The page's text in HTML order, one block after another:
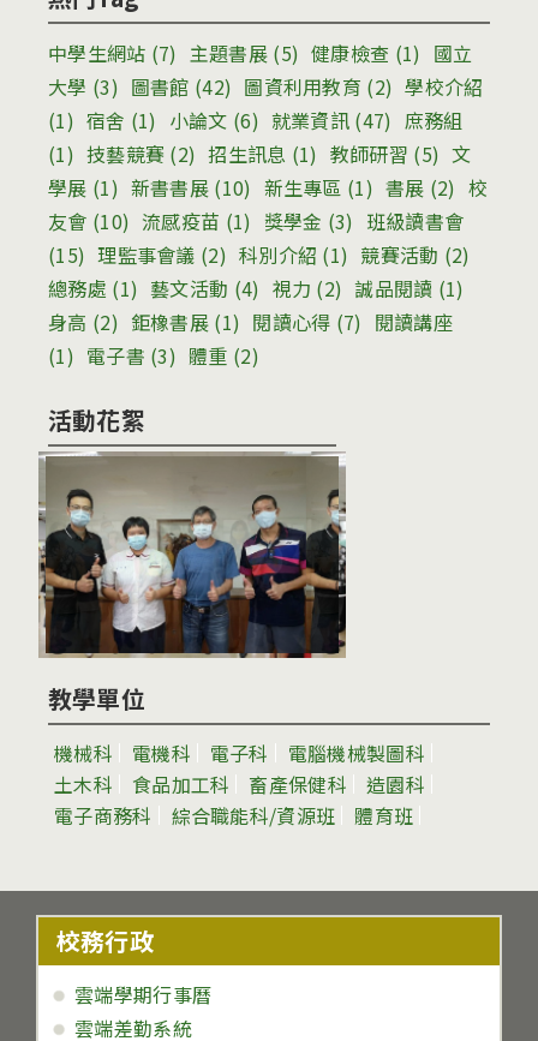
中學生網站 (7) 主題書展(5) 健康檢查 (1) 國立
大學 (3) 圖書館 (42) 圖資利用教育 (2) 學校介紹
(1) 宿舍 (1) 小論文 (6) 就業資訊 (47) 庶務組
(1) 技藝競賽 (2) 招生訊息 (1) 教師研習 (5) 文
學展 (1) 新書書展 (10) 新生專區 (1) 書展 (2) 校
友會 (10) 流感疫苗 (1) 獎學金 (3) 班級讀書會
(15) 理監事會議 (2) 科別介紹 (1) 競賽活動 (2)
總務處 (1) 藝文活動 (4) 視力 (2) 誠品閱讀 (1)
身高 (2) 鉅橡書展 (1) 閱讀心得 (7) 閱讀講座
(1) 電子書 (3) 體重 (2)
活動花絮
教學單位
機械科 電機科 電子科
電腦機械製圖科
土木科
食品加工科 畜產保健科
造園科
電子商務科
綜合職能科/資源班 體育班
校務行政
雲端學期行事曆
雲端差勤系統